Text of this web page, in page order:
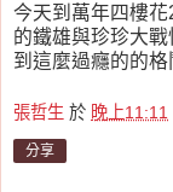
今天到萬年四樓
的鐵雄與珍珍大
到這麼過癮的的格
張哲生 於 晚上11:11
分享